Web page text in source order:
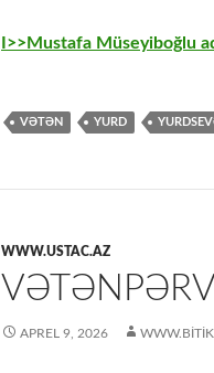
I>>Mustafa Müseyiboğlu
VƏTƏN YURD
WWW.USTAC.AZ
APREL 9, 2026